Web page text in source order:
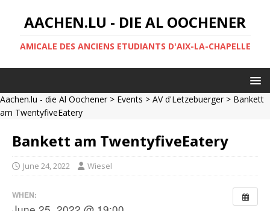
AACHEN.LU - DIE AL OOCHENER
AMICALE DES ANCIENS ETUDIANTS D'AIX-LA-CHAPELLE
Aachen.lu - die Al Oochener> Events > AV d'Letzebuerger> Bankett
am TwentyfiveEatery
Bankett am TwentyfiveEatery
June 24, 2022 Wiesel
WHEN: